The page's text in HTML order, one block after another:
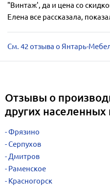
"Винтаж', да и цена со
Елена все рассказала,
См. 42 отзыва о Янтарь-
Отзывы о
других населенных
Фрязино
Серпухов
Дмитров
Раменское
Красногорск